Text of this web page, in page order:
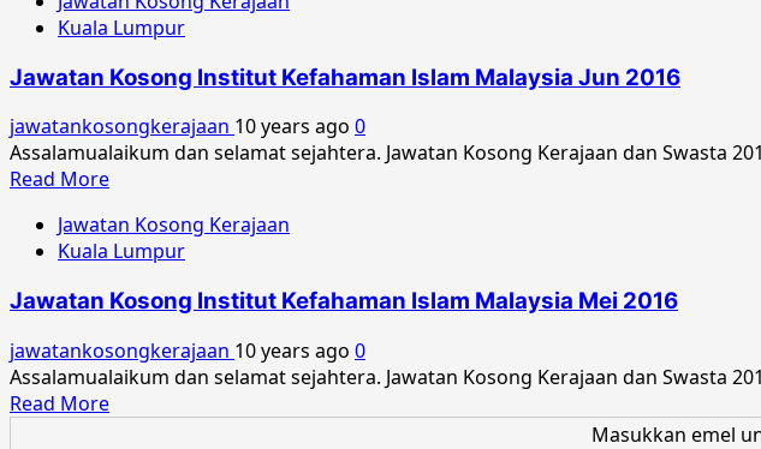
Kuala Lumpur
Jawatan Kosong Institut Kefahaman Islam Malaysia Jun 2016
jawatankosongkerajaan 10 years ago 0
Assalamualaikum dan selamat sejahtera. Jawatan Kosong Kerajaan dan Swasta
Read MoreRead
about
Jawatan
Institut
Islam
Malaysia
Jun
Jawatan Kosong Kerajaan
Kuala Lumpur
Jawatan Kosong Institut Kefahaman Islam Malaysia Mei 2016
jawatankosongkerajaan 10 years ago 0
Assalamualaikum dan selamat sejahtera. Jawatan Kosong Kerajaan dan Swasta
Read MoreRead
Masukkan emel